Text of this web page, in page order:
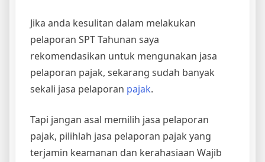
Jika anda kesulitan dalam melakukan
pelaporan SPT Tahunan saya
rekomendasikan untuk mengunakan jasa
pelaporan pajak, sekarang sudah banyak
sekali jasa pelaporan pajak.
Tapi jangan asal memilih jasa pelaporan
pajak, pilihlah jasa pelaporan pajak yang
terjamin keamanan dan kerahasiaan Wajib